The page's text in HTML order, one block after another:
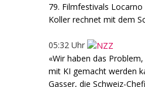
79. Filmfestivals
Koller rechnet mit dem
05:32 Uhr
«Wir haben das
mit KI gemacht werden
Gasser, die Schweiz-